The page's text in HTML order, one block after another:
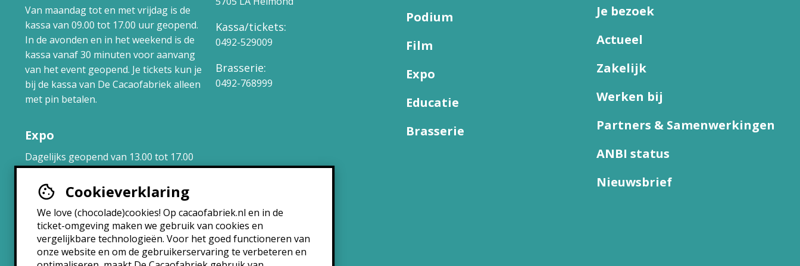
Cookieverklaring
We love (chocolade)cookies! Op cacaofabriek.nl en in de
ticket-omgeving maken we gebruik van cookies en
vergelijkbare technologieën. Voor het goed functioneren van
onze website en om de gebruikerservaring te verbeteren en
Van maandag tot en met vrijdag is de
kassa van 09.00 tot 17.00 uur geopend.
In de avonden en in het weekend is de
kassa vanaf 30 minuten voor aanvang
van het event geopend. Je tickets kun je
bij de kassa van De Cacaofabriek alleen
met pin betalen.
Expo
Dagelijks geopend van 13.00 tot 17.00
uur.
Brasserie
Maandag: 10:30 – 22:30
Dinsdag: 10:30 – 22:30
Woensdag: 10:30 – 22:30
Kassa/tickets:
0492-529009
Brasserie:
0492-768999
Podium
Film
Expo
Educatie
Brasserie
Je bezoek
Actueel
Zakelijk
Werken bij
Partners & Samenwerkingen
ANBI status
Nieuwsbrief